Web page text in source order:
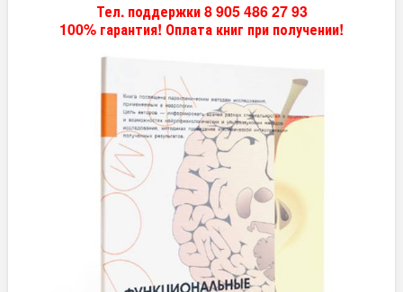
Тел. поддержки 8 905 486 27 93
100% гарантия! Оплата книг при получении!